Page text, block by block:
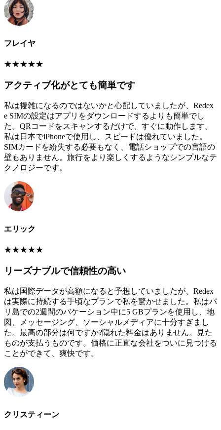
フレイヤ
★★★★★
アクティブ化がとても簡単です
私は複雑になるのではないかと心配していましたが、Redex
e SIMの設定はアプリをダウンロードするよりも簡単でし
た。QRコードをスキャンするだけで、すぐに動作します。
私は日本でiPhoneで使用し、スピードは優れていました。
SIMカードを紛失する必要もなく、電話ショップでの言語の
壁もありません。旅行をより楽しくするようなシンプルなテ
クノロジーです。
エリック
★★★★★
リーズナブルで信頼性の高い
私は国際データが高額になると予想していましたが、Redex
は実際に持続する手頃なプランで私を驚かせました。私はバ
リ島での2週間のバケーション中に5 GBプランを使用し、地
図、メッセージング、ソーシャルメディアに十分すぎまし
た。最高の部分は何ですか?隠れた料金はありません。見た
ものが支払うものです。価格に正直な会社をついに見つける
ことができて、爽快です。
クリスティーン